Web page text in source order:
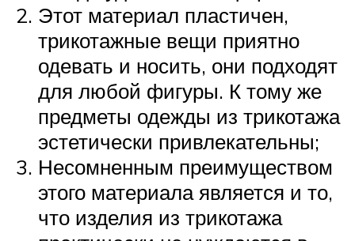
Этот материал пластичен,
трикотажные вещи приятно
одевать и носить, они подходят
для любой фигуры. К тому же
предметы одежды из трикотажа
эстетически привлекательны;
Несомненным преимуществом
этого материала является и то,
что изделия из трикотажа